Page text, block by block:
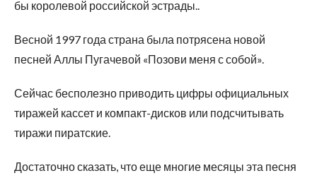
бы королевой российской эстрады..
Весной 1997 года страна была потрясена новой
песней Аллы Пугачевой «Позови меня с собой».
Сейчас бесполезно приводить цифры официальных
тиражей кассет и компакт-дисков или подсчитывать
тиражи пиратские.
Достаточно сказать, что еще многие месяцы эта песня